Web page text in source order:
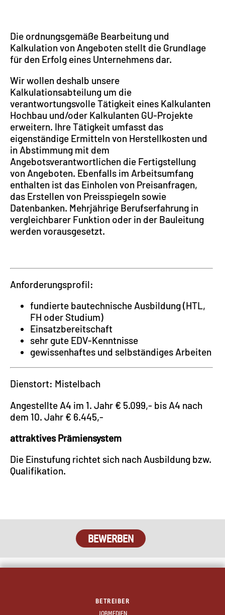
Die ordnungsgemäße Bearbeitung und
Kalkulation von Angeboten stellt die Grundlage
für den Erfolg eines Unternehmens dar.
Wir wollen deshalb unsere
Kalkulationsabteilung um die
verantwortungsvolle Tätigkeit eines Kalkulanten
Hochbau und/oder Kalkulanten GU-Projekte
erweitern. Ihre Tätigkeit umfasst das
eigenständige Ermitteln von Herstellkosten und
in Abstimmung mit dem
Angebotsverantwortlichen die Fertigstellung
von Angeboten. Ebenfalls im Arbeitsumfang
enthalten ist das Einholen von Preisanfragen,
das Erstellen von Preisspiegeln sowie
Datenbanken. Mehrjährige Berufserfahrung in
vergleichbarer Funktion oder in der Bauleitung
werden vorausgesetzt.
Anforderungsprofil:
fundierte bautechnische Ausbildung (HTL,
FH oder Studium)
Einsatzbereitschaft
sehr gute EDV-Kenntnisse
gewissenhaftes und selbständiges Arbeiten
Dienstort: Mistelbach
Angestellte A4 im 1. Jahr € 5.099,- bis A4 nach
dem 10. Jahr € 6.445,-
attraktives Prämiensystem
Die Einstufung richtet sich nach Ausbildung bzw.
Qualifikation.
BEWERBEN
BETREIBER
JOBMEDIEN